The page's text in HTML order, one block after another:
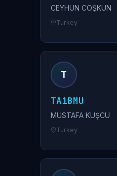
CEYHUN COŞKUN
Turkey
T
TA1BMU
MUSTAFA KUŞCU
Turkey